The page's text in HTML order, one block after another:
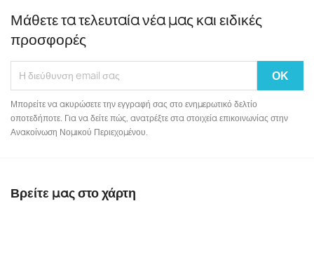
Μάθετε τα τελευταία νέα μας και ειδικές
προσφορές
Μπορείτε να ακυρώσετε την εγγραφή σας στο ενημερωτικό δελτίο
οποτεδήποτε. Για να δείτε πώς, ανατρέξτε στα στοιχεία επικοινωνίας στην
Ανακοίνωση Νομικού Περιεχομένου.
Βρείτε μας στο χάρτη